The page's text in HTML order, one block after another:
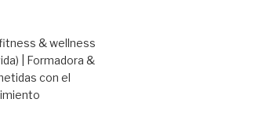
& wellness
| Formadora &
con el